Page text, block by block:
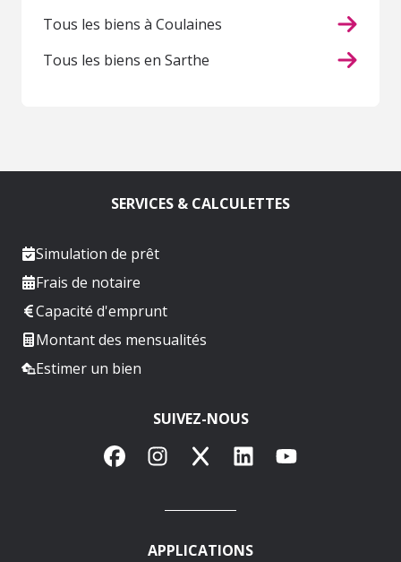
Tous les biens à Coulaines
Tous les biens en Sarthe
SERVICES & CALCULETTES
Simulation de prêt
Frais de notaire
Capacité d'emprunt
Montant des mensualités
Estimer un bien
SUIVEZ-NOUS
FacebookInstagram
X LinkedInYouTube
APPLICATIONS